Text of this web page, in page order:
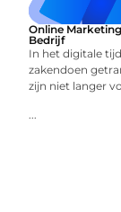
Online
Bedrijf
In het digitale
zakendoen
zijn niet langer
...